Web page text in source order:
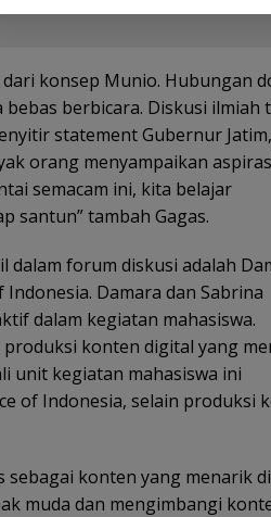
konsep Munio. Hubungan
berbicara. Diskusi ilmiah
statement Gubernur Jatim,
orang menyampaikan
semacam ini, kita belajar
santun” tambah Gagas.
dalam forum diskusi adalah
Damara dan Sabrina
dalam kegiatan mahasiswa.
konten digital yang
unit kegiatan mahasiswa ini
of Indonesia, selain produksi
sebagai konten yang menarik di
muda dan mengimbangi